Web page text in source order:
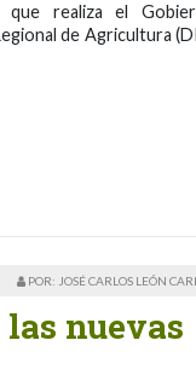
que realiza el
de Agricultura
POR: JOSÉ CARLOS LEÓN
nuevas